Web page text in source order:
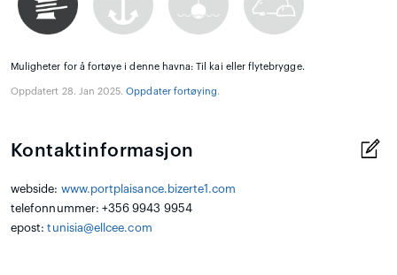
Muligheter for å fortøye i denne havna: Til kai eller flytebrygge.
Oppdatert 28. Jan 2025.Oppdater fortøying.
Kontaktinformasjon
webside: www.portplaisance.bizerte1.com
telefonnummer: +356 9943 9954
epost:tunisia@ellcee.com